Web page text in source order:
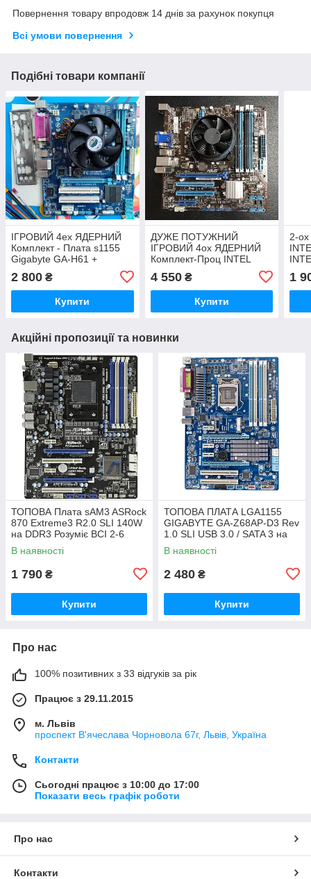
Повернення товару впродовж 14 днів за рахунок покупця
Всі умови повернення
Подібні товари компанії
ІГРОВИЙ 4ех ЯДЕРНИЙ
Комплект - Плата s1155
Gigabyte GA-H61 +
ПРОЦЕСОР INTEL CORE
I5-3550 ( 4 по 3,3 Ghz )
2 800 ₴
Купити
ДУЖЕ ПОТУЖНИЙ
ІГРОВИЙ 4ох ЯДЕРНИЙ
Комплект-Проц INTEL
Ghz) + Плата s1155 ASUS
P8B75-MЕ
4 550₴
Купити
2-
1
Акційні пропозиції та новинки
ТОПОВА Плата sAM3 ASRock
870 Extreme3 R2.0 SLI 140W
на DDR3 Розуміє ВСІ 2-6
ЯДЕРН ПРОЦИ + SATA III,
USB 3.0
В наявності
1 790 ₴
Купити
ТОПОВА ПЛАТА LGA1155
GIGABYTE GA-Z68AP-D3 Rev
1.0 SLI USB 3.0 / SATA 3 на
Z68 чіпсеті з ГАРАНТІЄЮ
В наявності
2 480 ₴
Купити
Про нас
100% позитивних з 33 відгуків за рік
Працює з 29.11.2015
м. Львів
проспект В'ячеслава Чорновола 67г, Львів, Україна
Контакти
Сьогодні працює з 10:00 до 17:00
Показати весь графік роботи
Про нас
Контакти